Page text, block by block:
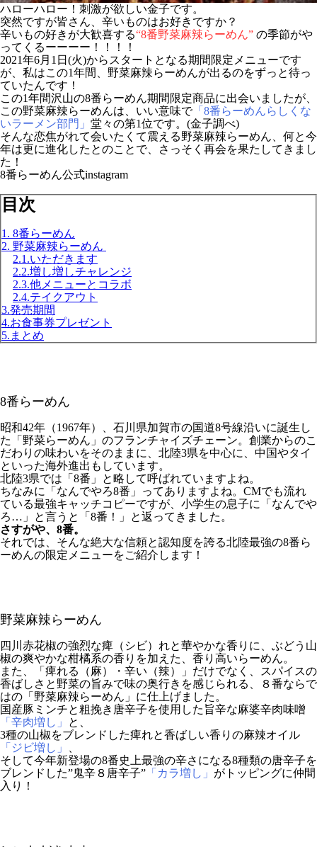
ハローハロー！刺激が欲しい金子です。
突然ですが皆さん、辛いものはお好きですか？
辛いもの好きが大歓喜する“8番野菜麻辣らーめん” の季節がや
ってくるーーーー！！！！
2021年6月1日(火)からスタートとなる期間限定メニューです
が、私はこの1年間、野菜麻辣らーめんが出るのをずっと待っ
ていたんです！
この1年間沢山の8番らーめん期間限定商品に出会いましたが、
この野菜麻辣らーめんは、いい意味で「8番らーめんらしくな
いラーメン部門」 堂々の第1位です。(金子調べ)
そんな恋焦がれて会いたくて震える野菜麻辣らーめん、何と今
年は更に進化したとのことで、さっそく再会を果たしてきまし
た！
8番らーめん公式instagram
目次
1. 8番らーめん
2. 野菜麻辣らーめん
2.1.いただきます
2.2.増し増しチャレンジ
2.3.他メニューとコラボ
2.4.テイクアウト
3.発売期間
4.お食事券プレゼント
5.まとめ
8番らーめん
昭和42年（1967年）、石川県加賀市の国道8号線沿いに誕生し
た「野菜らーめん」のフランチャイズチェーン。創業からのこ
だわりの味わいをそのままに、北陸3県を中心に、中国やタイ
といった海外進出もしています。
北陸3県では「8番」と略して呼ばれていますよね。
ちなみに「なんでやろ8番」ってありますよね。CMでも流れ
ている最強キャッチコピーですが、小学生の息子に「なんでや
ろ…」と言うと「8番！」と返ってきました。
さすがや、8番。
それでは、そんな絶大な信頼と認知度を誇る北陸最強の8番ら
ーめんの限定メニューをご紹介します！
野菜麻辣らーめん
四川赤花椒の強烈な痺（シビ）れと華やかな香りに、ぶどう山
椒の爽やかな柑橘系の香りを加えた、香り高いらーめん。
また、「痺れる（麻）・辛い（辣）」だけでなく、スパイスの
香ばしさと野菜の旨みで味の奥行きを感じられる、８番ならで
はの「野菜麻辣らーめん」に仕上げました。
国産豚ミンチと粗挽き唐辛子を使用した旨辛な麻婆辛肉味噌
「辛肉増し」
と、
3種の山椒をブレンドした痺れと香ばしい香りの麻辣オイル
「ジビ増し」
そして今年新登場の8番史上最強の辛さになる8種類の唐辛子を
ブレンドした”鬼辛８唐辛子” 「カラ増し」 がトッピングに仲間
入り！